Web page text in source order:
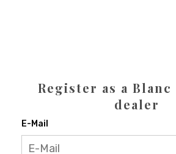
Register as a
dealer
E-Mail